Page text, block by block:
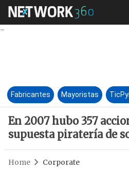
En
Fabricantes Mayoristas
En 2007 hubo 357
supuesta piratería de
Home Corporate